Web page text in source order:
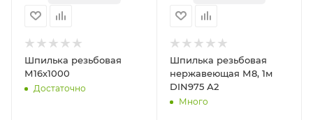
Шпилька резьбовая
М16х1000
Достаточно
Шпилька резьбовая
нержавеющая М8, 1м
DIN975 А2
Много